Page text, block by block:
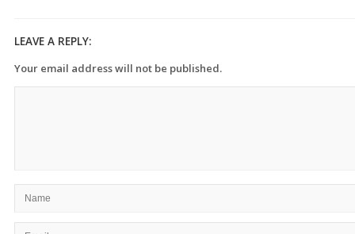
LEAVE A REPLY:
Your email address will not be published.